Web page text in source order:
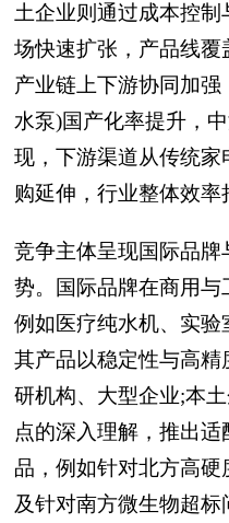
土企业则通过成本控
场快速扩张，产品线
产业链上下游协同加强
水泵)国产化率提升，
现，下游渠道从传统家
购延伸，行业整体效率
竞争主体呈现国际品
势。国际品牌在商用与
例如医疗纯水机、实验
其产品以稳定性与高
研机构、大型企业;本
点的深入理解，推出
品，例如针对北方高
及针对南方微生物超标